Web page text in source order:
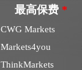
最高保费 *
CWG Markets
Markets4you
ThinkMarkets